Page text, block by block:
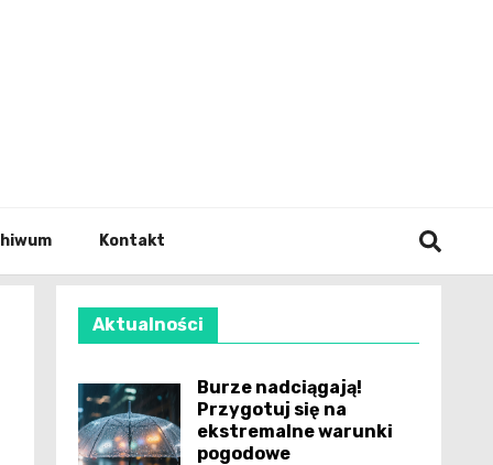
Kontakt
Aktualności
Burze nadciągają!
Przygotuj się na
ekstremalne warunki
pogodowe